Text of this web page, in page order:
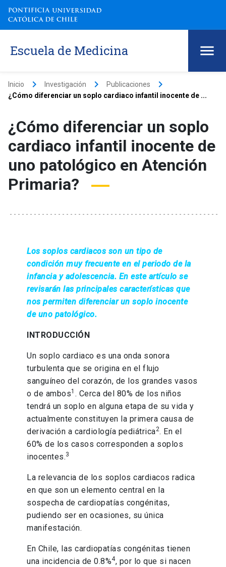
Escuela de Medicina
Inicio keyboard_arrow_right Investigación keyboard_arrow_right Publicaciones keyboard_arrow_right
¿Cómo diferenciar un soplo cardiaco infantil inocente de ...
¿Cómo diferenciar un soplo
cardiaco infantil inocente de
uno patológico en Atención
Primaria?
Los soplos cardiacos son un tipo de
condición muy frecuente en el periodo de la
infancia y adolescencia. En este artículo se
revisarán las principales características que
nos permiten diferenciar un soplo inocente
de uno patológico.
INTRODUCCIÓN
Un soplo cardiaco es una onda sonora
turbulenta que se origina en el flujo
sanguíneo del corazón, de los grandes vasos
o de ambos1 . Cerca del 80% de los niños
tendrá un soplo en alguna etapa de su vida y
actualmente constituyen la primera causa de
derivación a cardiología pediátrica2. En el
60% de los casos corresponden a soplos
inocentes.3
La relevancia de los soplos cardiacos radica
en que son un elemento central en la
sospecha de cardiopatías congénitas,
pudiendo ser en ocasiones, su única
manifestación.
En Chile, las cardiopatías congénitas tienen
una incidencia de 0.8%4, por lo que si nacen